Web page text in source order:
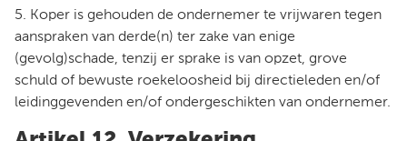
5. Koper is gehouden de ondernemer te vrijwaren tegen
aanspraken van derde(n) ter zake van enige
(gevolg)schade, tenzij er sprake is van opzet, grove
schuld of bewuste roekeloosheid bij directieleden en/of
leidinggevenden en/of ondergeschikten van ondernemer.